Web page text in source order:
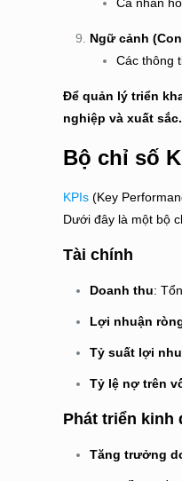
Ngữ cảnh
Các thông
Để quản lý triển
nghiệp và xuất sắc.
Bộ chỉ số
KPIs (Key
Dưới đây là một bộ
Tài chính
Doanh thu:
Lợi nhuận
Tỷ suất lợi
Tỷ lệ nợ trên
Phát triển kinh
Tăng trưởng